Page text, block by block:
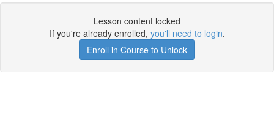
Lesson content locked
If you're already enrolled, you'll need to login.
Enroll in Course to Unlock